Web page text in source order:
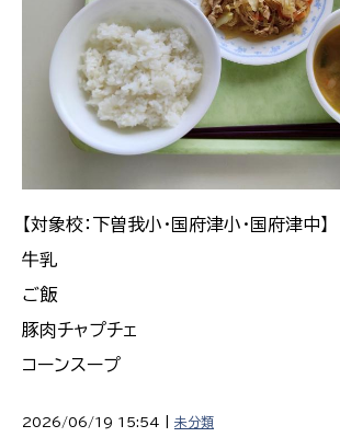
【対象校：下曽我小・国府津小・国府津中】
牛乳
ご飯
豚肉チャプチェ
コーンスープ
2026/06/19 15:54 | 未分類